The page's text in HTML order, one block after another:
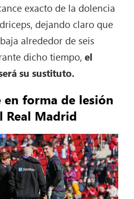
exacto de la dolencia
dejando claro que
alrededor de seis
dicho tiempo,el
su sustituto.
en forma de lesión
Real Madrid